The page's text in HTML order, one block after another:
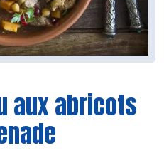
aux abricots